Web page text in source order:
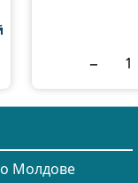
−
Молдове